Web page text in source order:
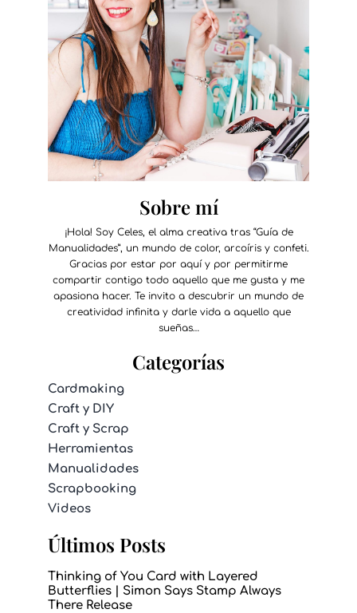
Sobre mí
¡Hola! Soy Celes, el alma creativa tras “Guía de
Manualidades”, un mundo de color, arcoíris y confeti.
Gracias por estar por aquí y por permitirme
compartir contigo todo aquello que me gusta y me
apasiona hacer. Te invito a descubrir un mundo de
creatividad infinita y darle vida a aquello que
sueñas…
Categorías
Cardmaking
Craft y DIY
Craft y Scrap
Herramientas
Manualidades
Scrapbooking
Videos
Últimos Posts
Thinking of You Card with Layered
Butterflies | Simon Says Stamp Always
There Release